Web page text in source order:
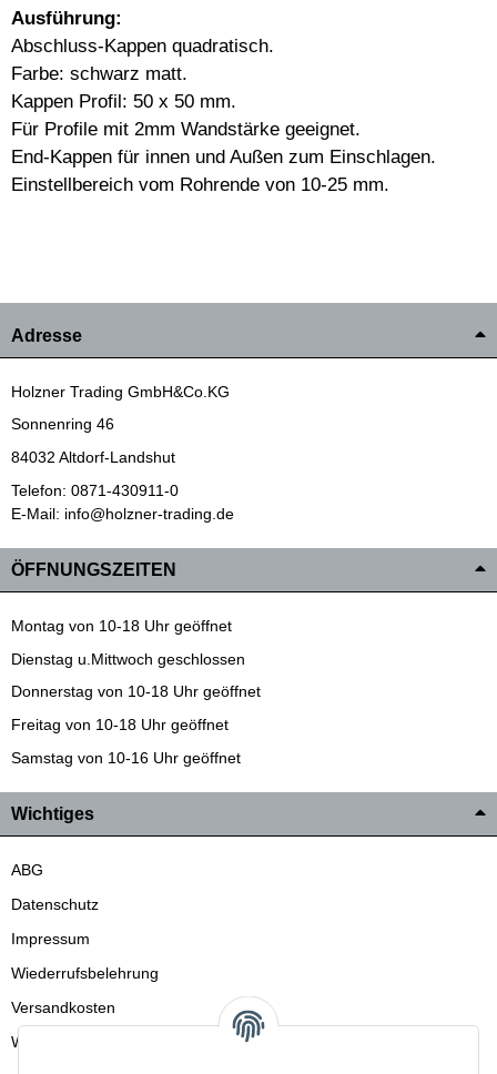
Ausführung:
Abschluss-Kappen quadratisch.
Farbe: schwarz matt.
Kappen Profil: 50 x 50 mm.
Für Profile mit 2mm Wandstärke geeignet.
End-Kappen für innen und Außen zum Einschlagen.
Einstellbereich vom Rohrende von 10-25 mm.
Adresse
Holzner Trading GmbH&Co.KG
Sonnenring 46
84032 Altdorf-Landshut
Telefon: 0871-430911-0
E-Mail: info@holzner-trading.de
ÖFFNUNGSZEITEN
Montag von 10-18 Uhr geöffnet
Dienstag u.Mittwoch geschlossen
Donnerstag von 10-18 Uhr geöffnet
Freitag von 10-18 Uhr geöffnet
Samstag von 10-16 Uhr geöffnet
Wichtiges
ABG
Datenschutz
Impressum
Wiederrufsbelehrung
Versandkosten
Wir liefern auch in die Schweiz